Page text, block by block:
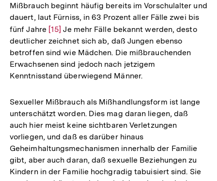
Fußnote
Mißbrauch beginnt häufig bereits im Vorschulalter und
dauert, laut Fürniss, in 63 Prozent aller Fälle zwei bis
fünf Jahre Zur
Auflösung
der
Fußnote
[15] Je mehr Fälle bekannt werden, desto
deutlicher zeichnet sich ab, daß Jungen ebenso
betroffen sind wie Mädchen. Die mißbrauchenden
Erwachsenen sind jedoch nach jetzigem
Kenntnisstand überwiegend Männer.
Sexueller Mißbrauch als Mißhandlungsform ist lange
unterschätzt worden. Dies mag daran liegen, daß
auch hier meist keine sichtbaren Verletzungen
vorliegen, und daß es darüber hinaus
Geheimhaltungsmechanismen innerhalb der Familie
gibt, aber auch daran, daß sexuelle Beziehungen zu
Kindern in der Familie hochgradig tabuisiert sind. Sie